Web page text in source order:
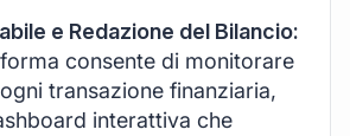
e Redazione del Bilancio:
consente di monitorare
transazione finanziaria,
interattiva che